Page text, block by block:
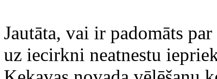
Jautāta, vai ir padomāts
uz iecirkni neatnestu